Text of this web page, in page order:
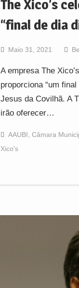
The Xico’s
“final de dia
Maio 31, 2021
A empresa The
proporciona “um
Jesus da Covilhã. A
irão oferecer…
AAUBI Câmara
Xico's